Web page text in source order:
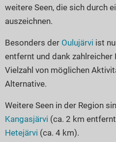
weitere Seen, die sich durch
auszeichnen.
Besonders der Oulujärvi ist
entfernt und dank
Vielzahl von möglichen
Alternative.
Weitere Seen in der Region
Kangasjärvi (ca. 2 km
Hetejärvi (ca. 4 km).